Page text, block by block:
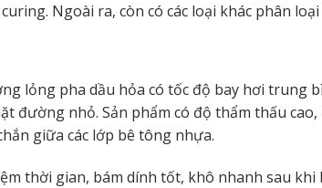
Ngoài ra, còn có các loại khác phân
lỏng pha dầu hỏa có tốc độ bay hơi trung
đường nhỏ. Sản phẩm có độ thẩm thấu
giữa các lớp bê tông nhựa.
thời gian, bám dính tốt, khô nhanh sau khi